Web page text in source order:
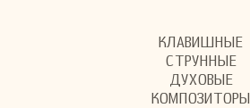
КЛАВИШНЫЕ
СТРУННЫЕ
ДУХОВЫЕ
КОМПОЗИТОРЫ